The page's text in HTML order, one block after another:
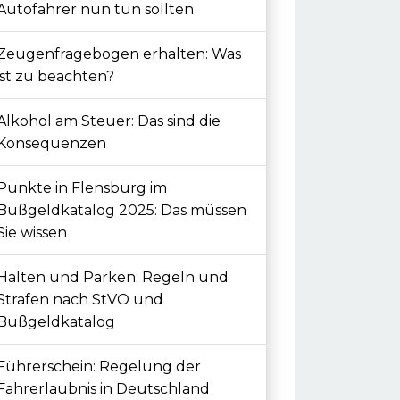
nun tun sollten
erhalten: Was
zu beachten?
am Steuer: Das sind die
in Flensburg im
2025: Das müssen
wissen
und Parken: Regeln und
nach StVO und
Regelung der
in Deutschland